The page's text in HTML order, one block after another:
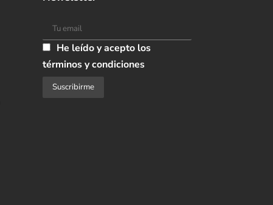
He leído y acepto los
términos y condiciones